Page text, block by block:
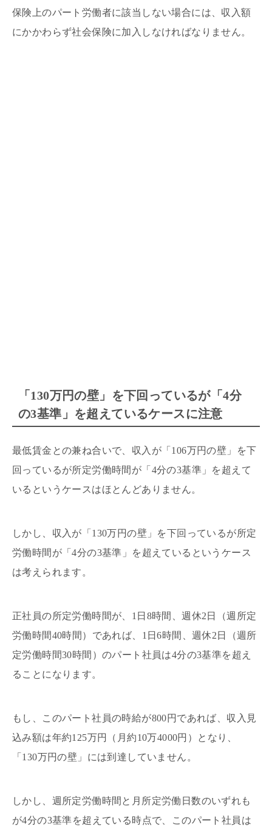
保険上のパート労働者に該当しない場合には、収入額
にかかわらず社会保険に加入しなければなりません。
「130万円の壁」を下回っているが「4分
の3基準」を超えているケースに注意
最低賃金との兼ね合いで、収入が「106万円の壁」を下
回っているが所定労働時間が「4分の3基準」を超えて
いるというケースはほとんどありません。
しかし、収入が「130万円の壁」を下回っているが所定
労働時間が「4分の3基準」を超えているというケース
は考えられます。
正社員の所定労働時間が、1日8時間、週休2日（週所定
労働時間40時間）であれば、1日6時間、週休2日（週所
定労働時間30時間）のパート社員は4分の3基準を超え
ることになります。
もし、このパート社員の時給が800円であれば、収入見
込み額は年約125万円（月約10万4000円）となり、
「130万円の壁」には到達していません。
しかし、週所定労働時間と月所定労働日数のいずれも
が4分の3基準を超えている時点で、このパート社員は